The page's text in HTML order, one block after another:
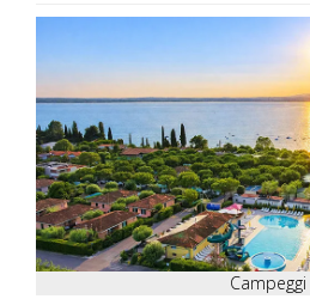
Campeggi